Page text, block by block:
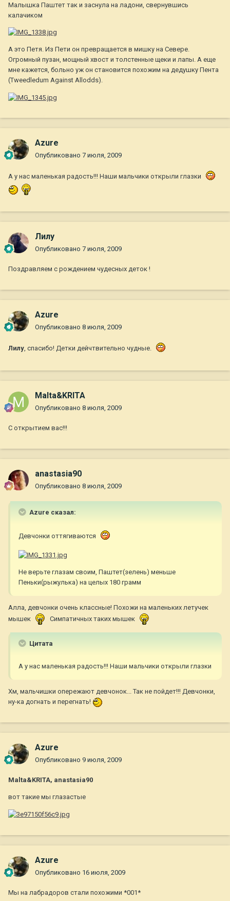
Малышка Паштет так и заснула на ладони, свернувшись
калачиком
А это Петя. Из Пети он превращается в мишку на Севере.
Огромный пузан, мощный хвост и толстенные щеки и лапы. А еще
мне кажется, больно уж он становится похожим на дедушку Пента
(Tweedledum Against Allodds).
Azure
Опубликовано 7 июля, 2009
А у нас маленькая радость!!! Наши мальчики открыли глазки
Лилу
Опубликовано 7 июля, 2009
Поздравляем с рождением чудесных деток !
Azure
Опубликовано 8 июля, 2009
Лилу, спасибо! Детки дейчтвительно чудные.
Malta&KRITA
Опубликовано 8 июля, 2009
С открытием вас!!!
anastasia90
Опубликовано 8 июля, 2009
Azure сказал:
Девчонки оттягиваются
Не верьте глазам своим, Паштет(зелень) меньше
Пеньки(рыжулька) на целых 180 грамм
Алла, девчонки очень классные! Похожи на маленьких летучек
мышек
Симпатичных таких мышек
Цитата
А у нас маленькая радость!!! Наши мальчики открыли глазки
Хм, мальчишки опережают девчонок... Так не пойдет!!! Девчонки,
ну-ка догнать и перегнать!
Azure
Опубликовано 9 июля, 2009
Malta&KRITA, anastasia90
вот такие мы глазастые
Azure
Опубликовано 16 июля, 2009
Мы на лабрадоров стали похожими *001*